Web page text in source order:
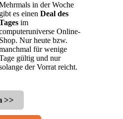
in der Woche
gibt es einen Deal des
im
Online-
Shop. Nur heute bzw.
für wenige
gültig und nur
der Vorrat reicht.
>>